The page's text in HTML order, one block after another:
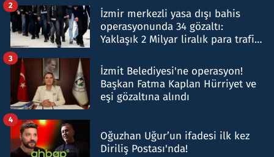
İzmir merkezli yasa dışı bahis
operasyonunda 34 gözaltı:
Yaklaşık 2 Milyar liralık para trafiği
2
İzmit Belediyesi'ne operasyon!
Başkan Fatma Kaplan Hürriyet ve
eşi gözaltına alındı
3
Oğuzhan Uğur’un ifadesi ilk kez
Diriliş Postası'nda!
4